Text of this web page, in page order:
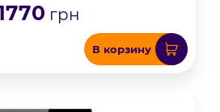
грн
В корзину